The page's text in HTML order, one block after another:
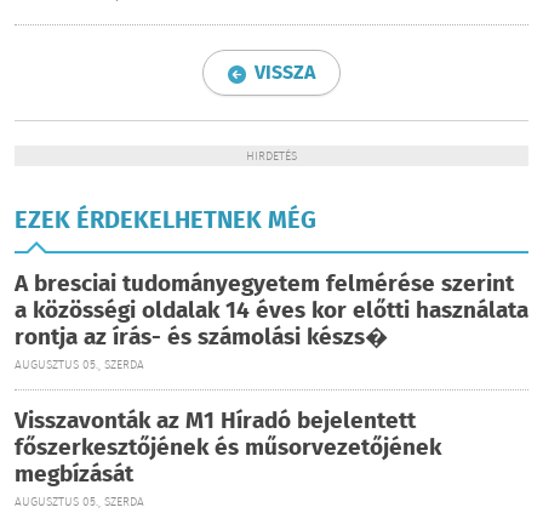
VISSZA
HIRDETÉS
EZEK ÉRDEKELHETNEK MÉG
A bresciai tudományegyetem felmérése szerint
a közösségi oldalak 14 éves kor előtti használata
rontja az írás- és számolási készs�
AUGUSZTUS 05., SZERDA
Visszavonták az M1 Híradó bejelentett
főszerkesztőjének és műsorvezetőjének
megbízását
AUGUSZTUS 05., SZERDA